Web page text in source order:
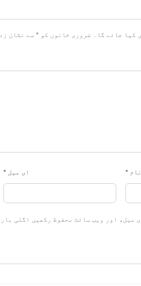
کیا جائے گا۔ ضروری خانوں کو * سے نشان
نام * ای میل*
میل، اور ویب سائٹ محفوظ رکھیں اگلی